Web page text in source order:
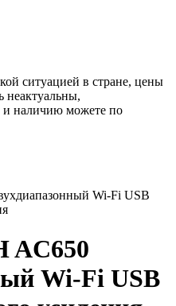
ситуацией в стране, цены
неактуальны,
и наличию можете по
Wi-Fi USB
AC650
Wi-Fi USB